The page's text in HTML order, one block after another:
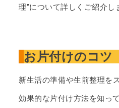
理”について詳しくご紹介し
お片付けのコツ
新生活の準備や生前整理を
効果的な片付け方法を知っ